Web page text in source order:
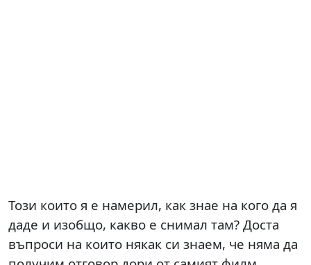
Този които я е намерил, как знае на кого да я
даде и изобщо, какво е снимал там? Доста
въпроси на които някак си знаем, че няма да